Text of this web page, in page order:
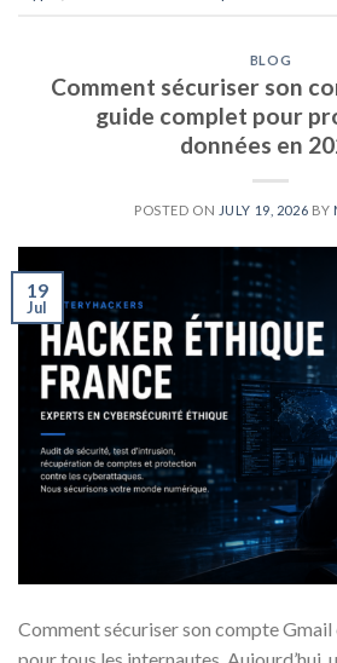
BLOG
Comment sécuriser son
guide complet pour
données en
POSTED ON JULY 19, 2026 BY
19
Jul
Comment sécuriser son compte